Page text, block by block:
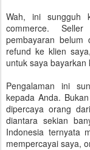
Wah, ini sungguh
commerce.
pembayaran belum
refund ke klien
untuk saya bayarkan
Pengalaman ini
kepada Anda.
dipercaya orang
diantara sekian
Indonesia ternyata
mempercayai saya,